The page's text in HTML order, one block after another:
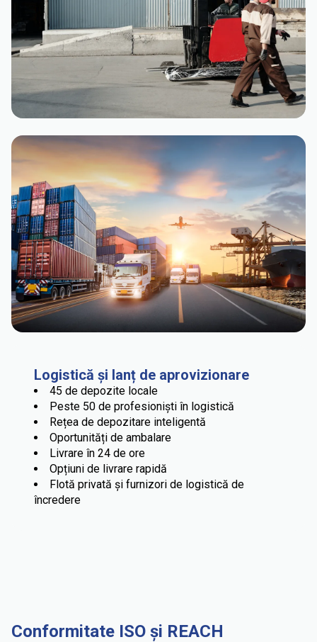
Logistică și lanț de aprovizionare
45 de depozite locale
Peste 50 de profesioniști în logistică
Rețea de depozitare inteligentă
Oportunități de ambalare
Livrare în 24 de ore
Opțiuni de livrare rapidă
Flotă privată și furnizori de logistică de
încredere
Conformitate ISO și REACH